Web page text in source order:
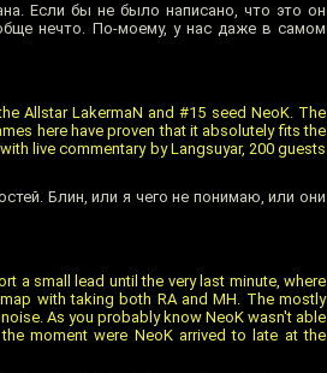
Если бы не было написано, что это он
нечто. По-моему, у нас даже в самом
Allstar LakermaN and #15 seed NeoK. The
here have proven that it absolutely fits the
live commentary by Langsuyar, 200 guests
Блин, или я чего не понимаю, или они
a small lead until the very last minute, where
with taking both RA and MH. The mostly
As you probably know NeoK wasn't able
moment were NeoK arrived to late at the